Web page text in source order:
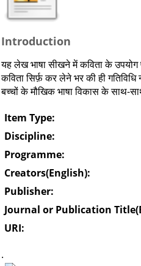
Introduction
यह लेख भाषा सीखने में कविता के उपयोग
कविता सिर्फ़ कर लेने भर की ही
बच्चों के मौखिक भाषा विकास के साथ-
Item Type:
Discipline:
Programme:
Creators(English):
Publisher:
Journal or Publication
URI:
.